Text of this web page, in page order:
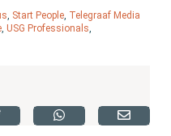
, Start People, Telegraaf Media
,USG Professionals,